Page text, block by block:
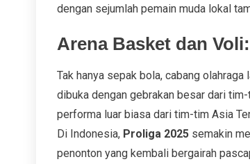
dengan sejumlah pemain muda lokal
Arena Basket dan
Tak hanya sepak bola, cabang
dibuka dengan gebrakan besar dari
performa luar biasa dari tim-tim Asia
Di Indonesia, Proliga 2025 semakin
penonton yang kembali bergairah